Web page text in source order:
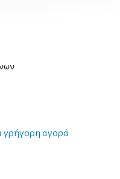
γρήγορη αγορά